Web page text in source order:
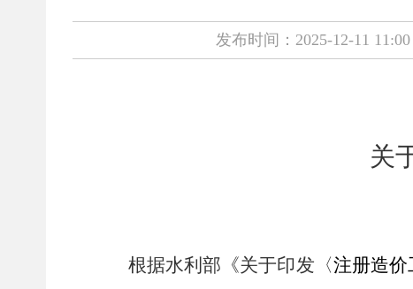
发布时间：2025-12-11 11:00
关
根据水利部《关于印发〈注册造